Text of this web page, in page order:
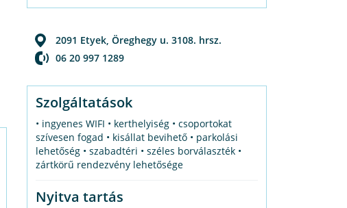
2091 Etyek, Öreghegy u. 3108. hrsz.
06 20 997 1289
Szolgáltatások
• ingyenes WIFI • kerthelyiség • csoportokat
szívesen fogad • kisállat bevihető • parkolási
lehetőség • szabadtéri • széles borválaszték •
zártkörű rendezvény lehetősége
Nyitva tartás